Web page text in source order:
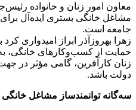
معاون امور زنان و خانواده
مشاغل خانگی بستری ایده‌آل
جامعه است.
زهرا بهروزآذر ابراز امیدواری
حمایت از کسب‌وکارهای خانگی،
زنان کارآفرین، گامی مؤثر در
دولت باشد.
سه‌گانه توانمندساز مشاغل خانگی